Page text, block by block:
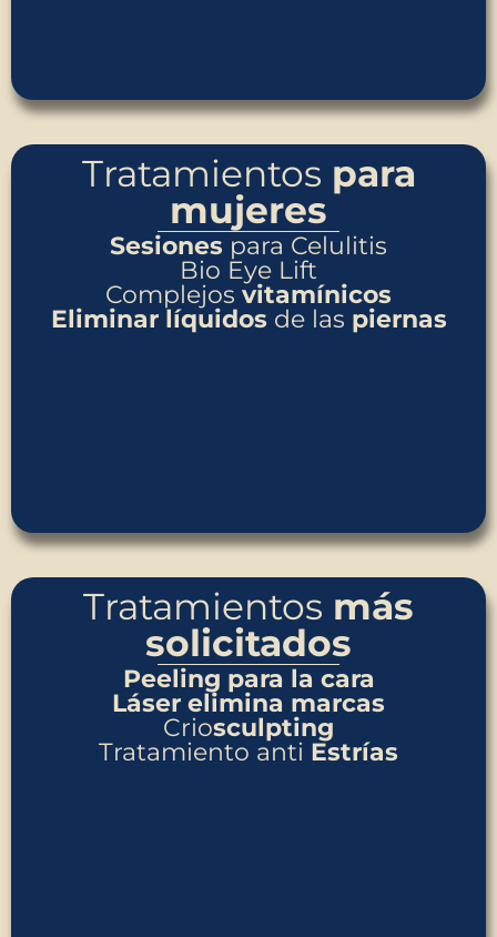
Tratamientos para
mujeres
Sesiones para Celulitis
Bio Eye Lift
Complejos vitamínicos
Eliminar líquidos de las piernas
Tratamientos más
solicitados
Peeling para la cara
Láser elimina marcas
Criosculpting
Tratamiento anti Estrías